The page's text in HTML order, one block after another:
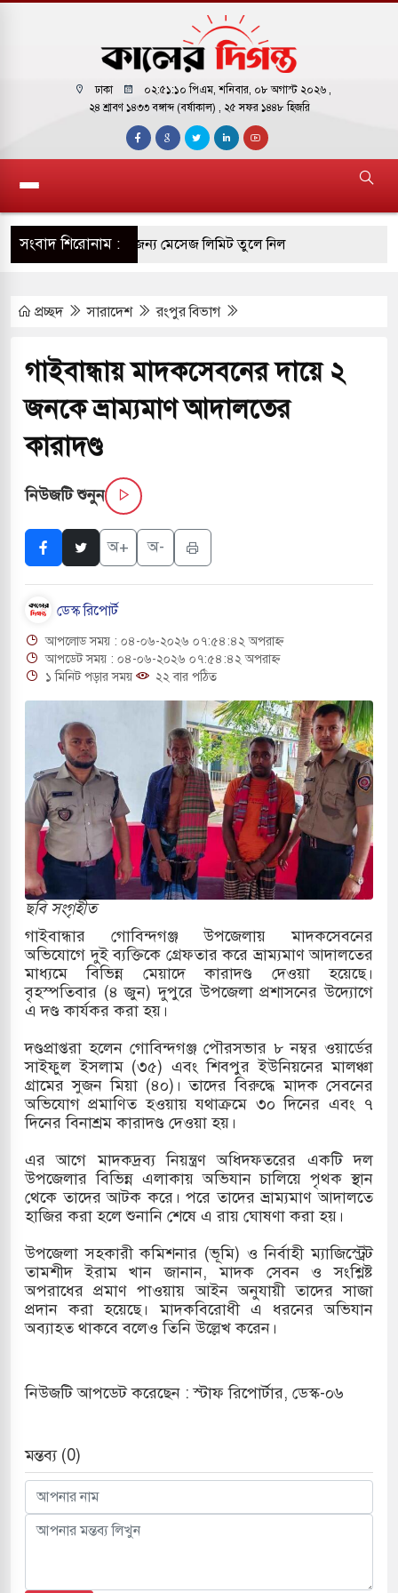
ঢাকা ০২:৫১:১১ পিএম, শনিবার, ০৮ অগাস্ট ২০২৬ ,
২৪ শ্রাবণ ১৪৩৩ বঙ্গাব্দ (বর্ষাকাল) , ২৫ সফর ১৪৪৮ হিজরি
সংবাদ শিরোনাম :
ফ্রি ব্যবহারকারীদের জন্য মেসেজ লিমিট তুলে নিল
পাকিস্তানি হাইকমিশনারের বাসভবনে আগুন, আইসিইউতে
হয়ে আসছে ‘স্পেশাল রেসপন্স ব্যাটালিয়ন
৬ শ্রমিক নিহত, আহত ১৫
শব্দদূষণ নিয়ন্ত্রণে দেড় হাজার মসজিদ থেকে মাইক
বন্দুকধারীর গুলিতে শিক্ষক নিহত, হামলাকারীর আত্মহত্যা
মধ্যপ্রাচ্যে ব্ল্যাকআউটের কঠোর হুঁশিয়ারি ইরানের
দক্ষিণ কোরিয়ার বন্দি ২৫ শতাংশ বেড়েছে
থাকুক বা না থাকুক, ইরানে একক সামরিক পদক্ষেপের
জুমার বয়ান ও নামাজ পড়াবেন দেওবন্দের
ছাড়লেন জনপ্রিয় ভারতীয় সাংবাদিক ময়ূখ রঞ্জন
জাদুঘর নতুন বাংলাদেশের পথচলার কেন্দ্র হবে: ড.
বিভিন্ন খাতে সৌদির বিনিয়োগের আহবান প্রধানমন্ত্রীর
হামলায় ছাত্রদল ও ছাত্রলীগের আচরণ ইসরায়েলের
পথে ইসরায়েলীরা,হাতছাড়ার ঝুঁকিতে জরুরি
প্রচ্ছদ সারাদেশ রংপুর বিভাগ
গাইবান্ধায় মাদকসেবনের দায়ে ২
জনকে ভ্রাম্যমাণ আদালতের
কারাদণ্ড
নিউজটি শুনুন
অ+ অ-
ডেস্ক রিপোর্ট
আপলোড সময় : ০৪-০৬-২০২৬ ০৭:৫৪:৪২ অপরাহ্ন
আপডেট সময় : ০৪-০৬-২০২৬ ০৭:৫৪:৪২ অপরাহ্ন
১ মিনিট পড়ার সময়
২২ বার পঠিত
ছবি সংগৃহীত
গাইবান্ধার গোবিন্দগঞ্জ উপজেলায় মাদকসেবনের
অভিযোগে দুই ব্যক্তিকে গ্রেফতার করে ভ্রাম্যমাণ আদালতের
মাধ্যমে বিভিন্ন মেয়াদে কারাদণ্ড দেওয়া হয়েছে।
বৃহস্পতিবার (৪ জুন) দুপুরে উপজেলা প্রশাসনের উদ্যোগে
এ দণ্ড কার্যকর করা হয়।
দণ্ডপ্রাপ্তরা হলেন গোবিন্দগঞ্জ পৌরসভার ৮ নম্বর ওয়ার্ডের
সাইফুল ইসলাম (৩৫) এবং শিবপুর ইউনিয়নের মালঞ্চা
গ্রামের সুজন মিয়া (৪০)। তাদের বিরুদ্ধে মাদক সেবনের
অভিযোগ প্রমাণিত হওয়ায় যথাক্রমে ৩০ দিনের এবং ৭
দিনের বিনাশ্রম কারাদণ্ড দেওয়া হয়।
এর আগে মাদকদ্রব্য নিয়ন্ত্রণ অধিদফতরের একটি দল
উপজেলার বিভিন্ন এলাকায় অভিযান চালিয়ে পৃথক স্থান
থেকে তাদের আটক করে। পরে তাদের ভ্রাম্যমাণ আদালতে
হাজির করা হলে শুনানি শেষে এ রায় ঘোষণা করা হয়।
উপজেলা সহকারী কমিশনার (ভূমি) ও নির্বাহী ম্যাজিস্ট্রেট
তামশীদ ইরাম খান জানান, মাদক সেবন ও সংশ্লিষ্ট
অপরাধের প্রমাণ পাওয়ায় আইন অনুযায়ী তাদের সাজা
প্রদান করা হয়েছে। মাদকবিরোধী এ ধরনের অভিযান
অব্যাহত থাকবে বলেও তিনি উল্লেখ করেন।
নিউজটি আপডেট করেছেন : স্টাফ রিপোর্টার, ডেস্ক-০৬
মন্তব্য (0)